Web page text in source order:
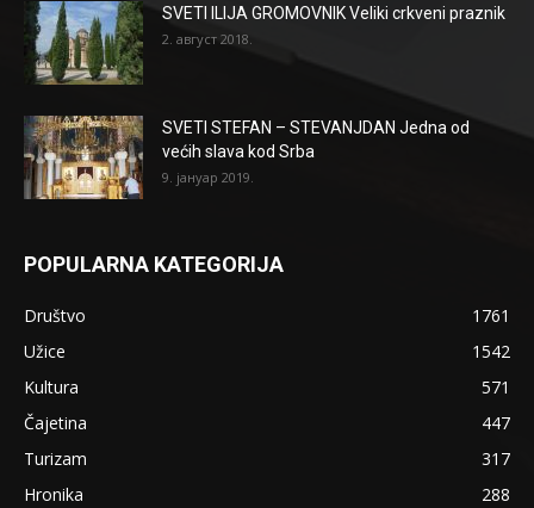
SVETI ILIJA GROMOVNIK Veliki crkveni praznik
2. август 2018.
SVETI STEFAN – STEVANJDAN Jedna od
većih slava kod Srba
9. јануар 2019.
POPULARNA KATEGORIJA
Društvo
1761
Užice
1542
Kultura
571
Čajetina
447
Turizam
317
Hronika
288